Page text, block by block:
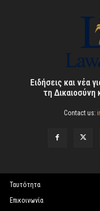
Ειδήσεις και νέα
τη Δικαιοσύνη
Contact us:
Ταυτότητα
Επικοινωνία